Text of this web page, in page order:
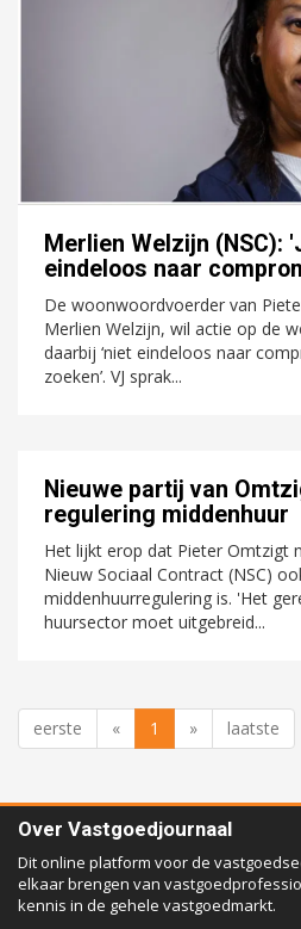
Merlien Welzijn (NSC):
eindeloos naar
De woonwoordvoerder van
Merlien Welzijn, wil actie op de
daarbij ‘niet eindeloos naar
zoeken’. VJ sprak...
Nieuwe partij van
regulering middenhuur
Het lijkt erop dat Pieter Omtzigt
Nieuw Sociaal Contract (NSC)
middenhuurregulering is. 'Het
huursector moet uitgebreid...
eerste « 1 » laatste
Over Vastgoedjournaal
Dit online platform voor de
elkaar brengen van
kennis in de gehele vastgoedmarkt.